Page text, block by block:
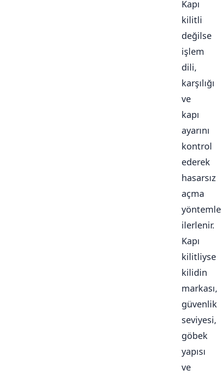
Kapı
kilitli
değilse
işlem
dili,
karşılığı
ve
kapı
ayarını
kontrol
ederek
hasarsız
açma
ilerlenir.
Kapı
kilitliyse
kilidin
markası,
güvenlik
seviyesi,
göbek
yapısı
ve